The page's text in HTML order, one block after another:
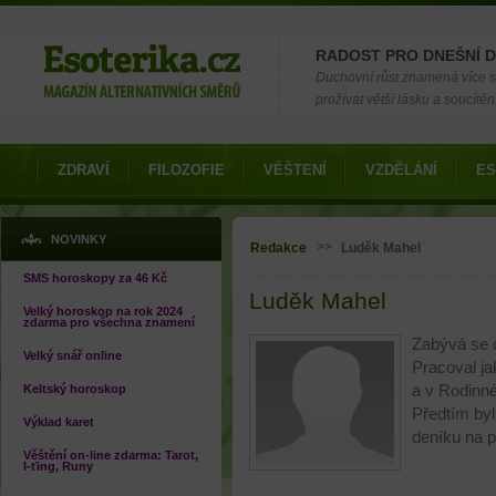
RADOST PRO DNEŠNÍ
Duchovní růst znamená více
prožívat větší lásku a
ZDRAVÍ FILOZOFIE VĚŠTENÍ VZDĚLÁNÍ
NOVINKY
SMS horoskopy za 46 Kč
Velký horoskop na rok 2024
zdarma pro všechna znamení
Velký snář online
Keltský horoskop
Výklad karet
Věštění on-line zdarma: Tarot,
I-ťing, Runy
Jste zde
Redakce >> Luděk Mahel
Luděk Mahel
Zabývá se
Pracoval
a v
Předtím
deníku na